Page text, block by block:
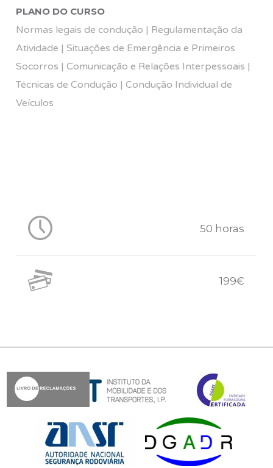
PLANO DO CURSO
Normas legais de condução | Regulamentação da
Atividade | Situações de Emergência e Primeiros
Socorros | Comunicação e Relações Interpessoais |
Técnicas de Condução | Condução Individual de
Veículos
50 horas
199€